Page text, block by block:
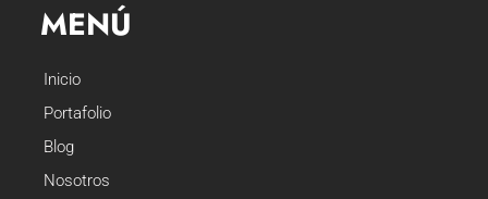
MENÚ
Inicio
Portafolio
Blog
Nosotros